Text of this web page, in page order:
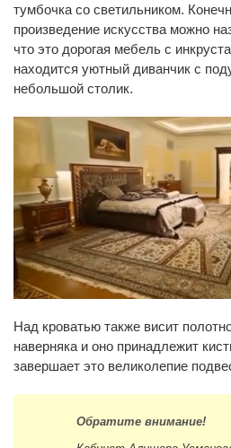
тумбочка со светильником.
произведение искусства можно
что это дорогая мебель с
находится уютный диванчик с
небольшой столик.
Над кроватью также висит
наверняка и оно принадлежит
завершает это великолепие
Обратите внимание!